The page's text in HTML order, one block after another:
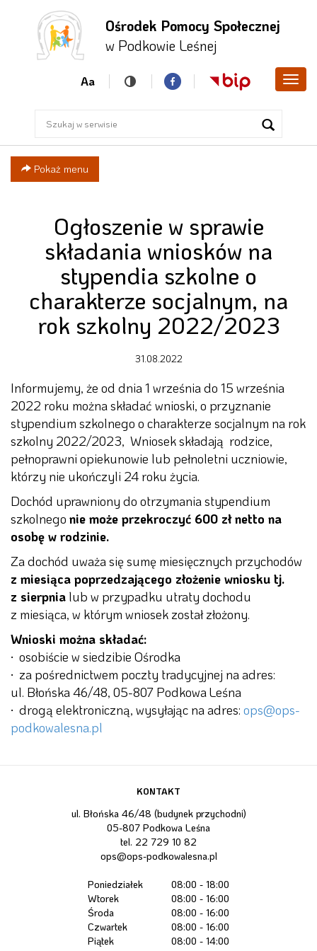
Przejdź
do menu
Przejdź
do
Przejdź
do menu
Ośrodek Pomocy Społecznej
w Podkowie Leśnej
Aa
Pokaż menu
Ogłoszenie w sprawie
składania wniosków na
stypendia szkolne o
charakterze socjalnym, na
rok szkolny 2022/2023
31.08.2022
Informujemy, że od dnia 1 września do 15 września
2022 roku można składać wnioski, o przyznanie
stypendium szkolnego o charakterze socjalnym na rok
szkolny 2022/2023, Wniosek składają rodzice,
pełnoprawni opiekunowie lub pełnoletni uczniowie,
którzy nie ukończyli 24 roku życia.
Dochód uprawniony do otrzymania stypendium
szkolnego nie może przekroczyć 600 zł netto na
osobę w rodzinie.
Za dochód uważa się sumę miesięcznych przychodów
z miesiąca poprzedzającego złożenie wniosku tj.
z sierpnia lub w przypadku utraty dochodu
z miesiąca, w którym wniosek został złożony.
Wnioski można składać:
· osobiście w siedzibie Ośrodka
· za pośrednictwem poczty tradycyjnej na adres:
ul. Błońska 46/48, 05-807 Podkowa Leśna
· drogą elektroniczną, wysyłając na adres: ops@ops-
podkowalesna.pl
KONTAKT
ul. Błońska 46/48 (budynek przychodni)
05-807 Podkowa Leśna
tel. 22 729 10 82
ops@ops-podkowalesna.pl
Poniedziałek
08:00 - 18:00
Wtorek
08:00 - 16:00
Środa
08:00 - 16:00
Czwartek
08:00 - 16:00
Piątek
08:00 - 14:00